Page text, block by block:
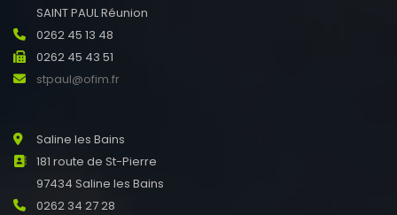
SAINT PAUL Réunion
0262 45 13 48
0262 45 43 51
stpaul@ofim.fr
Saline les Bains
181 route de St-Pierre
97434 Saline les Bains
0262 34 27 28